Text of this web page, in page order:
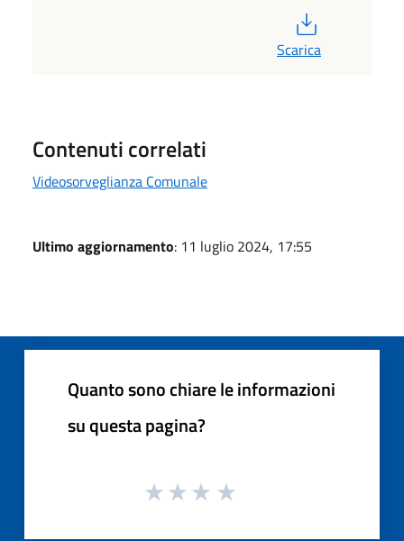
Scarica
Contenuti correlati
Videosorveglianza Comunale
Ultimo aggiornamento: 11 luglio 2024, 17:55
Quanto sono chiare le informazioni
su questa pagina?